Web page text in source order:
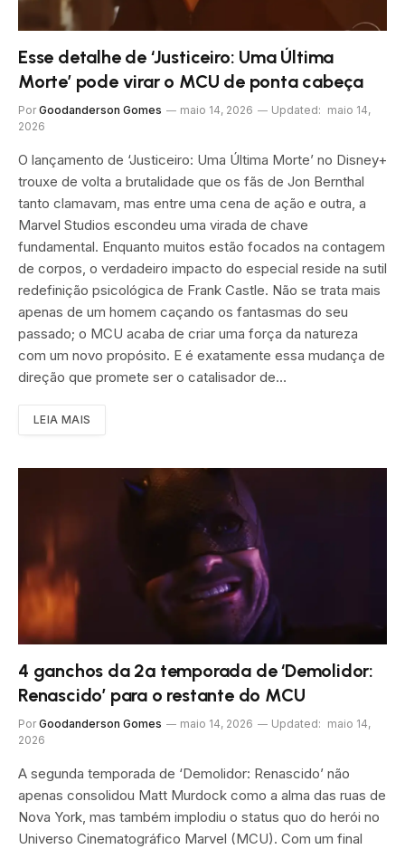
Esse detalhe de ‘Justiceiro: Uma Última
Morte’ pode virar o MCU de ponta cabeça
Por Goodanderson Gomes maio 14, 2026 Updated: maio 14,
2026
O lançamento de ‘Justiceiro: Uma Última Morte’ no Disney+
trouxe de volta a brutalidade que os fãs de Jon Bernthal
tanto clamavam, mas entre uma cena de ação e outra, a
Marvel Studios escondeu uma virada de chave
fundamental. Enquanto muitos estão focados na contagem
de corpos, o verdadeiro impacto do especial reside na sutil
redefinição psicológica de Frank Castle. Não se trata mais
apenas de um homem caçando os fantasmas do seu
passado; o MCU acaba de criar uma força da natureza
com um novo propósito. E é exatamente essa mudança de
direção que promete ser o catalisador de…
LEIA MAIS
4 ganchos da 2ª temporada de ‘Demolidor:
Renascido’ para o restante do MCU
Por Goodanderson Gomes maio 14, 2026 Updated: maio 14,
2026
A segunda temporada de ‘Demolidor: Renascido’ não
apenas consolidou Matt Murdock como a alma das ruas de
Nova York, mas também implodiu o status quo do herói no
Universo Cinematográfico Marvel (MCU). Com um final